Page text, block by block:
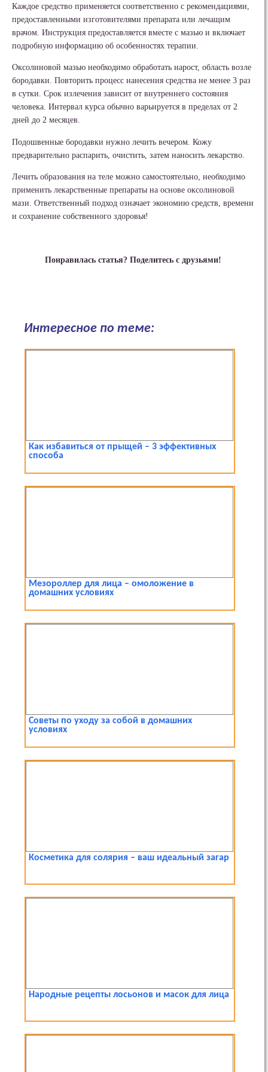
Каждое средство применяется соответственно с рекомендациями,
предоставленными изготовителями препарата или лечащим
врачом. Инструкция предоставляется вместе с мазью и включает
подробную информацию об особенностях терапии.
Оксолиновой мазью необходимо обработать нарост, область возле
бородавки. Повторить процесс нанесения средства не менее 3 раз
в сутки. Срок излечения зависит от внутреннего состояния
человека. Интервал курса обычно варьируется в пределах от 2
дней до 2 месяцев.
Подошвенные бородавки нужно лечить вечером. Кожу
предварительно распарить, очистить, затем наносить лекарство.
Лечить образования на теле можно самостоятельно, необходимо
применить лекарственные препараты на основе оксолиновой
мази. Ответственный подход означает экономию средств, времени
и сохранение собственного здоровья!
Понравилась статья? Поделитесь с друзьями!
Интересное по теме:
Как избавиться от прыщей – 3 эффективных
способа
Мезороллер для лица – омоложение в
домашних условиях
Советы по уходу за собой в домашних
условиях
Косметика для солярия – ваш идеальный загар
Народные рецепты лосьонов и масок для лица